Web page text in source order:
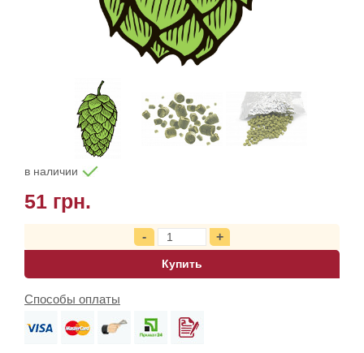
в наличии
51 грн.
Купить
Способы оплаты